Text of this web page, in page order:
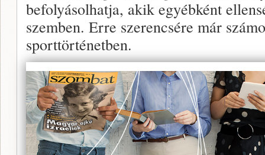
befolyásolhatja, akik egyébként
szemben. Erre szerencsére már
sporttörténetben.